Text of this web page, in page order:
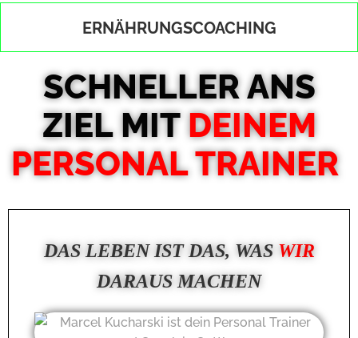
ERNÄHRUNGSCOACHING
SCHNELLER ANS
ZIEL MITDEINEM
PERSONAL TRAINER
DAS LEBEN IST DAS, WAS WIR
DARAUS MACHEN